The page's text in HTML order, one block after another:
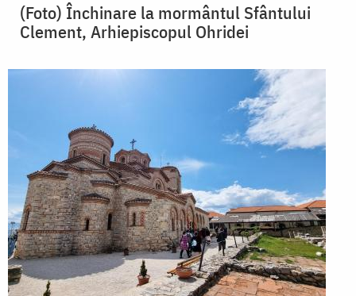
(Foto) Închinare la mormântul Sfântului
Clement, Arhiepiscopul Ohridei